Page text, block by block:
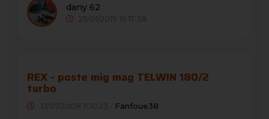
dany 62
29/01/2019 16:17:38
REX - poste mig mag TELWIN 180/2
turbo
31/07/2008 11:10:23 - Fanfoue38